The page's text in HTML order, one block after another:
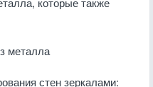
металла
стен зеркалами: